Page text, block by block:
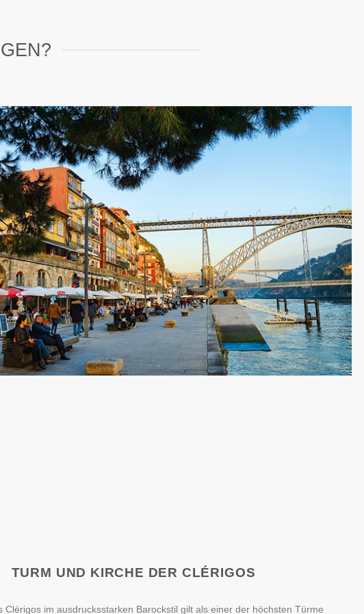
TURM UND KIRCHE DER CLÉRIGOS
Clérigos im ausdrucksstarken Barockstil gilt als einer der höchsten Türme